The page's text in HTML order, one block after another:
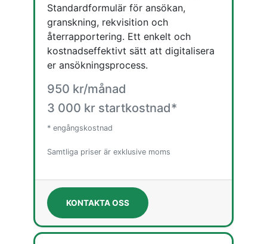
Standardformulär för ansökan,
granskning, rekvisition och
återrapportering. Ett enkelt och
kostnadseffektivt sätt att digitalisera
er ansökningsprocess.
950 kr/månad
3 000 kr startkostnad*
* engångskostnad
Samtliga priser är exklusive moms
KONTAKTA OSS